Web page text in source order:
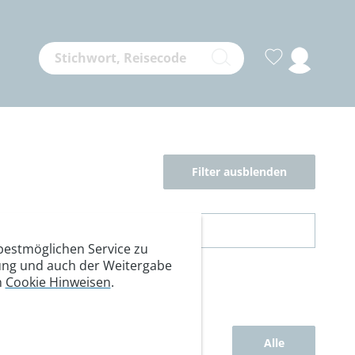
Filter ausblenden
Alle
Service zu
und auch der Weitergabe
Cookie Hinweisen.